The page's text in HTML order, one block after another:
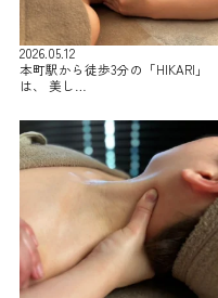
2026.05.12
本町駅から徒歩3分の「HIKARI」
は、 美し…